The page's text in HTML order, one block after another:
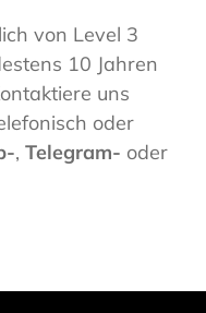
von Level 3
10 Jahren
uns
oder
, Telegram- oder